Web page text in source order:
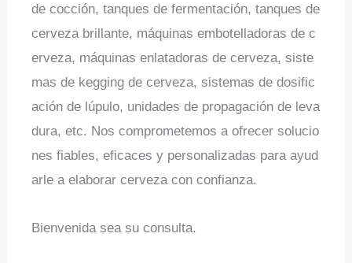
de cocción, tanques de fermentación, tanques de
cerveza brillante, máquinas embotelladoras de c
erveza, máquinas enlatadoras de cerveza, siste
mas de kegging de cerveza, sistemas de dosific
ación de lúpulo, unidades de propagación de leva
dura, etc. Nos comprometemos a ofrecer solucio
nes fiables, eficaces y personalizadas para ayud
arle a elaborar cerveza con confianza.
Bienvenida sea su consulta.